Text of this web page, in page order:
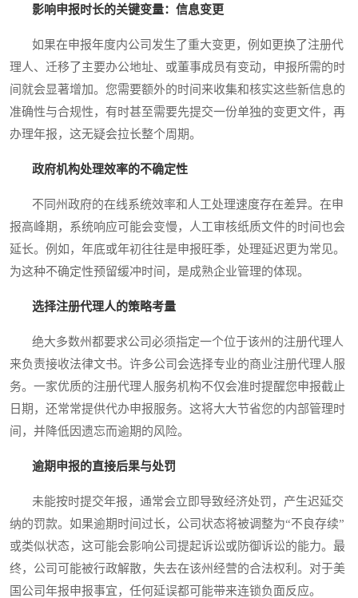
影响申报时长的关键变量：信息变更
如果在申报年度内公司发生了重大变更，例如更换了注册代
理人、迁移了主要办公地址、或董事成员有变动，申报所需的时
间就会显著增加。您需要额外的时间来收集和核实这些新信息的
准确性与合规性，有时甚至需要先提交一份单独的变更文件，再
办理年报，这无疑会拉长整个周期。
政府机构处理效率的不确定性
不同州政府的在线系统效率和人工处理速度存在差异。在申
报高峰期，系统响应可能会变慢，人工审核纸质文件的时间也会
延长。例如，年底或年初往往是申报旺季，处理延迟更为常见。
为这种不确定性预留缓冲时间，是成熟企业管理的体现。
选择注册代理人的策略考量
绝大多数州都要求公司必须指定一个位于该州的注册代理人
来负责接收法律文书。许多公司会选择专业的商业注册代理人服
务。一家优质的注册代理人服务机构不仅会准时提醒您申报截止
日期，还常常提供代办申报服务。这将大大节省您的内部管理时
间，并降低因遗忘而逾期的风险。
逾期申报的直接后果与处罚
未能按时提交年报，通常会立即导致经济处罚，产生迟延交
纳的罚款。如果逾期时间过长，公司状态将被调整为“不良存续”
或类似状态，这可能会影响公司提起诉讼或防御诉讼的能力。最
终，公司可能被行政解散，失去在该州经营的合法权利。对于美
国公司年报申报事宜，任何延误都可能带来连锁负面反应。